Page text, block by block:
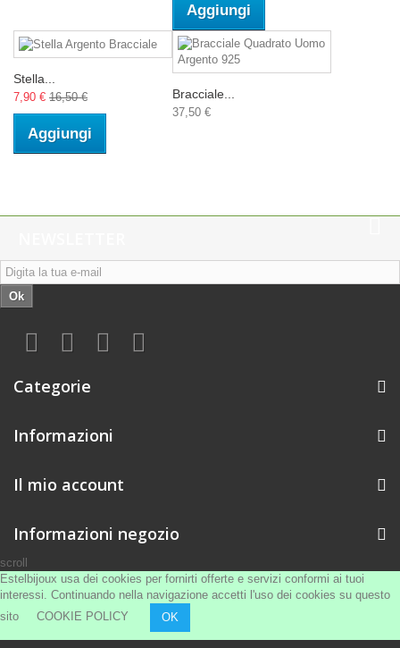
Aggiungi
Stella...
7,90 € 16,50 €
Aggiungi
Bracciale...
37,50 €
Ok
Categorie
Informazioni
Il mio account
Informazioni negozio
scroll
Estelbijoux usa dei cookies per fornirti offerte e servizi conformi ai tuoi
interessi. Continuando nella navigazione accetti l'uso dei cookies su questo
sito COOKIE POLICY OK